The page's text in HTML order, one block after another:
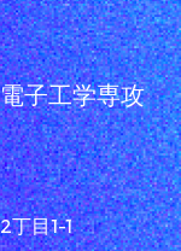
子工学専攻
目1-1